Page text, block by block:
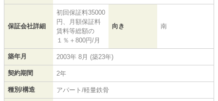
保証会社詳細
初回保証料35000
円、月額保証料
賃料等総額の
１％＋800円/月
向き 南
築年月 2003年 8月 (築23年)
契約期間 2年
種別/構造 アパート/軽量鉄骨